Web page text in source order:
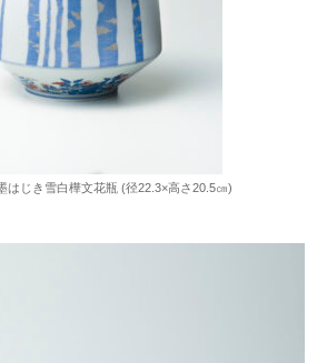
はじき雪白樺文花瓶 (径22.3×高さ20.5㎝)